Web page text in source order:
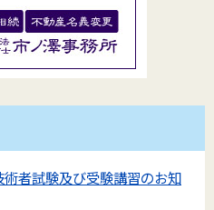
者試験及び受験講習のお知